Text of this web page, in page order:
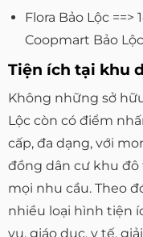
Flora Bảo Lộc
Coopmart Bảo
Tiện ích tại khu
Không những sở
Lộc còn có điểm
cấp, đa dạng, với
đồng dân cư khu
mọi nhu cầu. Theo
nhiều loại hình tiện
vụ, giáo dục, y tế,